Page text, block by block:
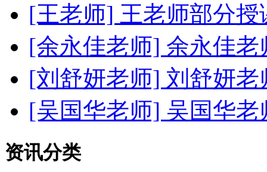
[王老师] 王老师部分
[余永佳老师] 余永佳老
[刘舒妍老师] 刘舒妍老
[吴国华老师] 吴国华老
资讯分类